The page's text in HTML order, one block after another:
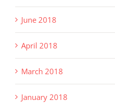
June 2018
April 2018
March 2018
January 2018